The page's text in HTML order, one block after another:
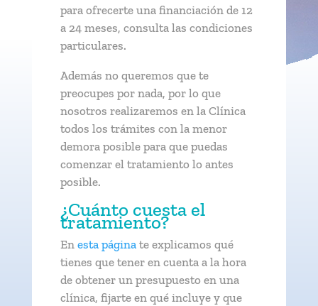
para ofrecerte una financiación de 12
a 24 meses, consulta las condiciones
particulares.
Además no queremos que te
preocupes por nada, por lo que
nosotros realizaremos en la Clínica
todos los trámites con la menor
demora posible para que puedas
comenzar el tratamiento lo antes
posible.
¿Cuánto cuesta el
tratamiento?
En esta páginate explicamos qué
tienes que tener en cuenta a la hora
de obtener un presupuesto en una
clínica, fijarte en qué incluye y que